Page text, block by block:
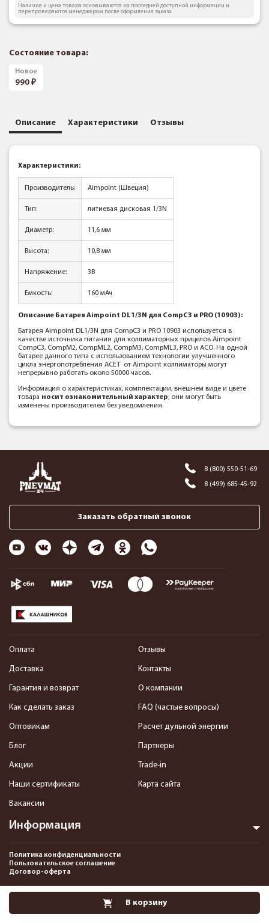
В корзину
Наличие и цена товара основываются на последней доступной информации и
перепроверяются менеджером после оформления заказа
Состояние товара:
Новое
990
Описание Характеристики Отзывы
Характеристики:
Производитель: Aimpoint (Швеция)
Тип: литиевая дисковая 1/3N
Диаметр: 11,6 мм
Высота: 10,8 мм
Напряжение: 3В
Емкость: 160 мАч
Описание Батарея Aimpoint DL1/3N для CompC3 и PRO (10903):
Батарея Aimpoint DL1/3N для CompC3 и PRO 10903 используется в
качестве источника питания для коллиматорных прицелов Aimpoint
CompC3, CompM2, CompML2, CompM3, CompML3, PRO и ACO. На одной
батарее данного типа с использованием технологии улучшенного
цикла энергопотребления ACET от Aimpoint коллиматоры могут
непрерывно работать около 50000 часов.
Информация о характеристиках, комплектации, внешнем виде и цвете
товара носит ознакомительный характер; они могут быть
изменены производителем без уведомления.
8 (800) 550-51-69
8 (499) 685-45-92
Заказать обратный звонок
Информация
Оплата
Доставка
Гарантия и возврат
Как сделать заказ
Оптовикам
Блог
Акции
Наши сертификаты
Вакансии
Отзывы
Контакты
О компании
FAQ (частые вопросы)
Расчет дульной энергии
Партнеры
Trade-in
Карта сайта
Политика конфиденциальности
Пользовательское соглашение
Договор-оферта
2013-2026 Интернет-магазин пневматики, страйкбола и снаряжения–
Pnevmat24.ru. Все права защищены.©